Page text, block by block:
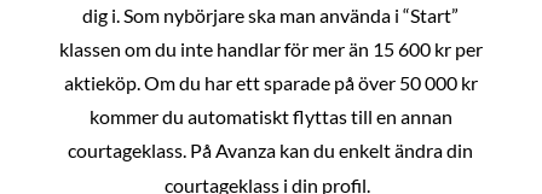
dig i. Som nybörjare ska man använda i “Start”
klassen om du inte handlar för mer än 15 600 kr per
aktieköp. Om du har ett sparade på över 50 000 kr
kommer du automatiskt flyttas till en annan
courtageklass. På Avanza kan du enkelt ändra din
courtageklass i din profil.